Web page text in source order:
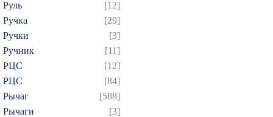
Руль
[12]
Ручка
[29]
Ручки
[3]
Ручник
[11]
РЦC
[12]
РЦС
[84]
Рычаг
[588]
Рычаги
[3]